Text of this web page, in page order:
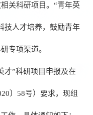
关科研项目。“青年英
技人才培养，鼓励青年
专项渠道。
才”科研项目申报及在
〕58号）要求，现组